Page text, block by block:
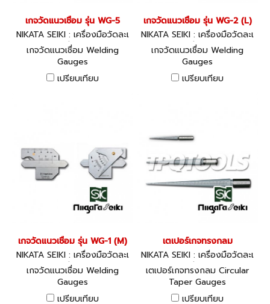
เกจวัดแนวเชื่อม รุ่น WG-5
NIKATA SEIKI : เครื่องมือวัดละเ
อียด
เกจวัดแนวเชื่อม Welding
Gauges
เปรียบเทียบ
เกจวัดแนวเชื่อม รุ่น WG-2 (L)
NIKATA SEIKI : เครื่องมือวัดละเ
อียด
เกจวัดแนวเชื่อม Welding
Gauges
เปรียบเทียบ
เกจวัดแนวเชื่อม รุ่น WG-1 (M)
NIKATA SEIKI : เครื่องมือวัดละเ
อียด
เกจวัดแนวเชื่อม Welding
Gauges
เปรียบเทียบ
เตเปอร์เกจทรงกลม
NIKATA SEIKI : เครื่องมือวัดละเ
อียด
เตเปอร์เกจทรงกลม Circular
Taper Gauges
เปรียบเทียบ